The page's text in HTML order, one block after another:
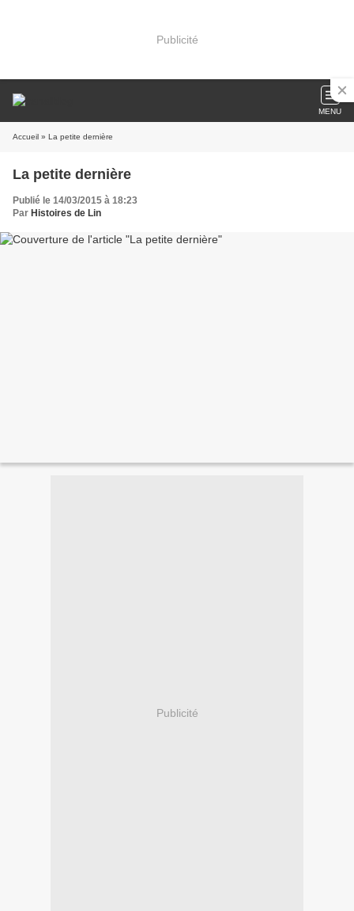
Publicité
MENU
Accueil » La petite dernière
La petite dernière
Publié le 14/03/2015 à 18:23
Par Histoires de Lin
Publicité